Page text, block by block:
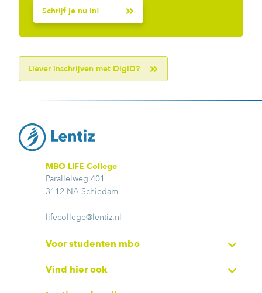
Schrijf je nu in!
Liever inschrijven met DigiD?
MBO LIFE College
Parallelweg 401
3112 NA Schiedam
lifecollege@lentiz.nl
Voor studenten mbo
Vind hier ook